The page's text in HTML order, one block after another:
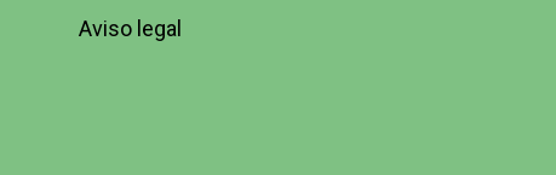
Aviso legal